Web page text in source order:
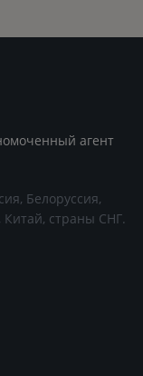
агент
Белоруссия,
Китай, страны СНГ.